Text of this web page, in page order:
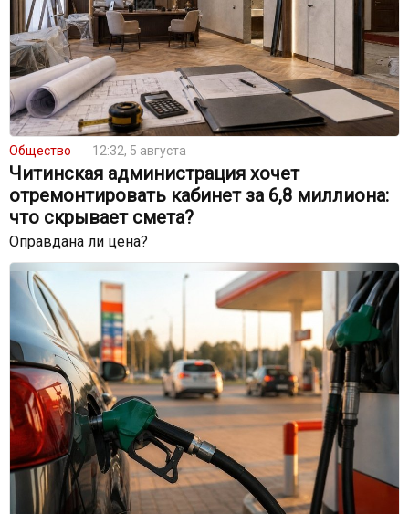
Общество 12:32, 5 августа
Читинская администрация хочет
отремонтировать кабинет за 6,8 миллиона:
что скрывает смета?
Оправдана ли цена?